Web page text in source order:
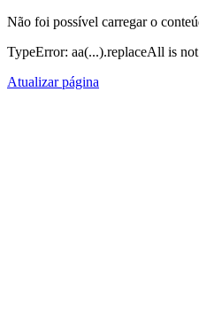
Não foi possível carregar o
TypeError: aa(...).replaceAll is
Atualizar página